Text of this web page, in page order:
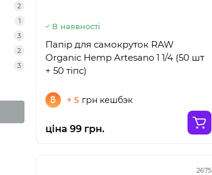
2
1
3
2
3
В наявності
Папір для самокруток RAW
Organic Hemp Artesano 1 1/4 (50 шт
+ 50 тіпс)
+ 5 грн кешбэк
ціна 99 грн.
2675